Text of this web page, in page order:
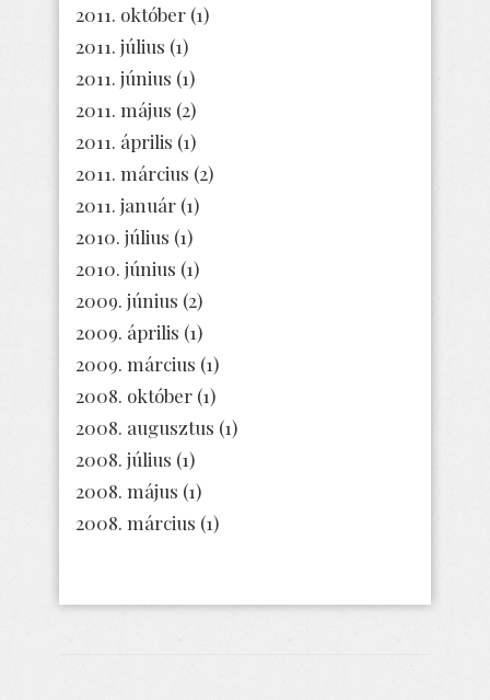
2011. október (1)
2011. július (1)
2011. június (1)
2011. május (2)
2011. április (1)
2011. március (2)
2011. január (1)
2010. július (1)
2010. június (1)
2009. június (2)
2009. április (1)
2009. március (1)
2008. október (1)
2008. augusztus (1)
2008. július (1)
2008. május (1)
2008. március (1)